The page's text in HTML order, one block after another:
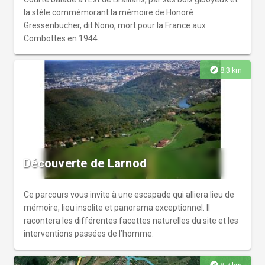
la stèle commémorant la mémoire de Honoré
Gressenbucher, dit Nono, mort pour la France aux
Combottes en 1944.
explore 8.3 km
Découverte de Larnod
Ce parcours vous invite à une escapade qui alliera lieu de
mémoire, lieu insolite et panorama exceptionnel. Il
racontera les différentes facettes naturelles du site et les
interventions passées de l’homme.